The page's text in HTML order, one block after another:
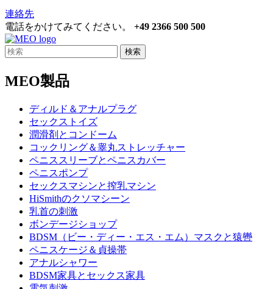
連絡先
電話をかけてみてください。 +49 2366 500 500
検索
MEO製品
ディルド＆アナルプラグ
セックストイズ
潤滑剤とコンドーム
コックリング＆睾丸ストレッチャー
ペニススリーブとペニスカバー
ペニスポンプ
セックスマシンと搾乳マシン
HiSmithのクソマシーン
乳首の刺激
ボンデージショップ
BDSM（ビー・ディー・エス・エム）マスクと猿轡
ペニスケージ＆貞操帯
アナルシャワー
BDSM家具とセックス家具